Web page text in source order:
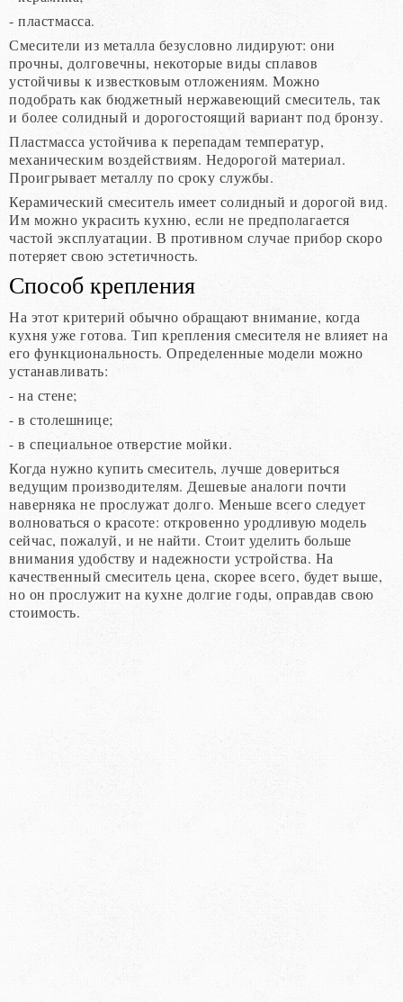
- пластмасса.
Смесители из металла безусловно лидируют: они
прочны, долговечны, некоторые виды сплавов
устойчивы к известковым отложениям. Можно
подобрать как бюджетный нержавеющий смеситель, так
и более солидный и дорогостоящий вариант под бронзу.
Пластмасса устойчива к перепадам температур,
механическим воздействиям. Недорогой материал.
Проигрывает металлу по сроку службы.
Керамический смеситель имеет солидный и дорогой вид.
Им можно украсить кухню, если не предполагается
частой эксплуатации. В противном случае прибор скоро
потеряет свою эстетичность.
Способ крепления
На этот критерий обычно обращают внимание, когда
кухня уже готова. Тип крепления смесителя не влияет на
его функциональность. Определенные модели можно
устанавливать:
- на стене;
- в столешнице;
- в специальное отверстие мойки.
Когда нужно купить смеситель, лучше довериться
ведущим производителям. Дешевые аналоги почти
наверняка не прослужат долго. Меньше всего следует
волноваться о красоте: откровенно уродливую модель
сейчас, пожалуй, и не найти. Стоит уделить больше
внимания удобству и надежности устройства. На
качественный смеситель цена, скорее всего, будет выше,
но он прослужит на кухне долгие годы, оправдав свою
стоимость.